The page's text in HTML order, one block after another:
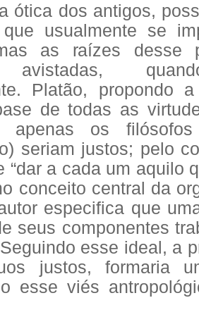
ótica dos antigos,
usualmente se
as raízes desse
avistadas,
Platão, propondo
de todas as
apenas os filósofos
seriam justos; pelo
“dar a cada um aquilo
conceito central da
especifica que
seus componentes
esse ideal, a
justos, formaria
esse viés